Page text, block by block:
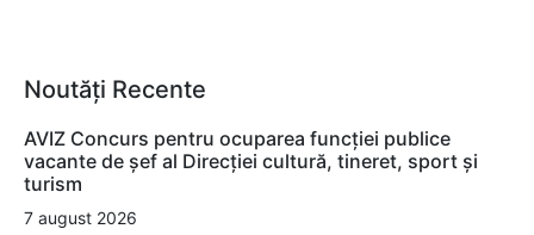
Noutăți Recente
AVIZ Concurs pentru ocuparea funcţiei publice
vacante de şef al Direcţiei cultură, tineret, sport şi
turism
7 august 2026